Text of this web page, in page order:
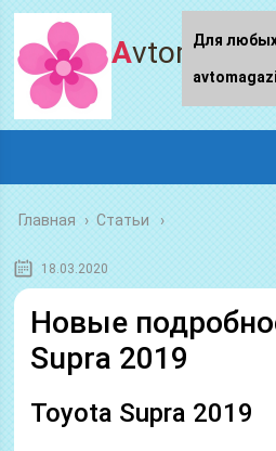
Главная › Статьи
18.03.2020
Новые
Supra 2019
Toyota Supra 2019
Для